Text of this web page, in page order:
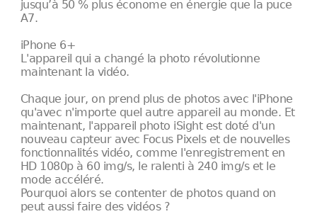
jusqu’à 50 % plus économe en énergie que la puce
A7.
iPhone 6+
L'appareil qui a changé la photo révolutionne
maintenant la vidéo.
Chaque jour, on prend plus de photos avec l'iPhone
qu'avec n'importe quel autre appareil au monde. Et
maintenant, l'appareil photo iSight est doté d'un
nouveau capteur avec Focus Pixels et de nouvelles
fonctionnalités vidéo, comme l'enregistrement en
HD 1080p à 60 img/s, le ralenti à 240 img/s et le
mode accéléré.
Pourquoi alors se contenter de photos quand on
peut aussi faire des vidéos ?